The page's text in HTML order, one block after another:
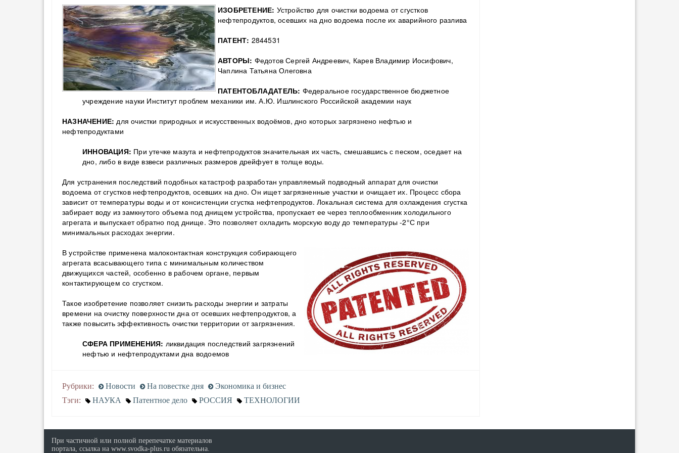
ИЗОБРЕТЕНИЕ: Устройство для очистки водоема от сгустков
нефтепродуктов, осевших на дно водоема после их аварийного разлива
ПАТЕНТ: 2844531
АВТОРЫ: Федотов Сергей Андреевич, Карев Владимир Иосифович,
Чаплина Татьяна Олеговна
ПАТЕНТОБЛАДАТЕЛЬ: Федеральное государственное бюджетное
учреждение науки Институт проблем механики им. А.Ю. Ишлинского Российской академии наук
НАЗНАЧЕНИЕ: для очистки природных и искусственных водоёмов, дно которых загрязнено нефтью и
нефтепродуктами
ИННОВАЦИЯ: При утечке мазута и нефтепродуктов значительная их часть, смешавшись с песком, оседает на
дно, либо в виде взвеси различных размеров дрейфует в толще воды.
Для устранения последствий подобных катастроф разработан управляемый подводный аппарат для очистки
водоема от сгустков нефтепродуктов, осевших на дно. Он ищет загрязненные участки и очищает их. Процесс сбора
зависит от температуры воды и от консистенции сгустка нефтепродуктов. Локальная система для охлаждения сгустка
забирает воду из замкнутого объема под днищем устройства, пропускает ее через теплообменник холодильного
агрегата и выпускает обратно под днище. Это позволяет охладить морскую воду до температуры -2°С при
минимальных расходах энергии.
В устройстве применена малоконтактная конструкция собирающего
агрегата всасывающего типа с минимальным количеством
движущихся частей, особенно в рабочем органе, первым
контактирующем со сгустком.
Такое изобретение позволяет снизить расходы энергии и затраты
времени на очистку поверхности дна от осевших нефтепродуктов, а
также повысить эффективность очистки территории от загрязнения.
СФЕРА ПРИМЕНЕНИЯ: ликвидация последствий загрязнений
нефтью и нефтепродуктами дна водоемов
Рубрики: Новости На повестке дня
Экономика и бизнес
Тэги:
НАУКА Патентное дело РОССИЯ ТЕХНОЛОГИИ
При частичной или полной перепечатке материалов
портала, ссылка на www.svodka-plus.ru обязательна.